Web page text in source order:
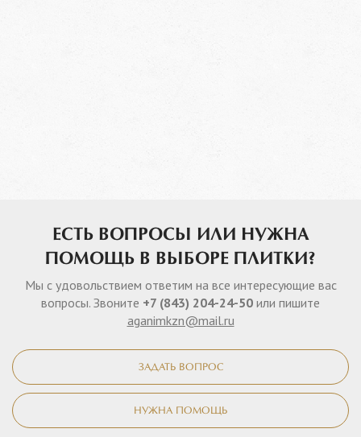
ЕСТЬ ВОПРОСЫ ИЛИ НУЖНА
ПОМОЩЬ В ВЫБОРЕ ПЛИТКИ?
Мы с удовольствием ответим на все интересующие вас
вопросы. Звоните +7 (843) 204-24-50 или пишите
aganimkzn@mail.ru
ЗАДАТЬ ВОПРОС
НУЖНА ПОМОЩЬ